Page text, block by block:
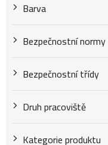
ů
Barva
Bezpečnostní normy
Bezpečnostní třídy
Druh pracoviště
Kategorie produktu